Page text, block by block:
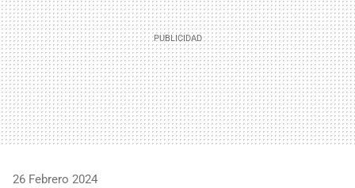
26 Febrero 2024